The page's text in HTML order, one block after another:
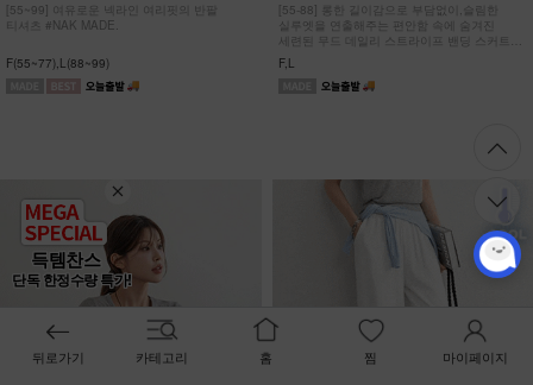
득템찬스
단독 한정수량 특가!
[55~99] 여유로운 넥라인 여리핏의 반팔
티셔츠 #NAK MADE.
F(55~77),L(88~99)
[55-88] 롱한 길이감으로 부담없이,슬림한
실루엣을 연출해주는 편안함 속에 숨겨진
세련된 무드 데일리 스트라이프 밴딩 스커트
#NAK MADE.
F,L
뒤로가기 카테고리 홈 찜 마이페이지